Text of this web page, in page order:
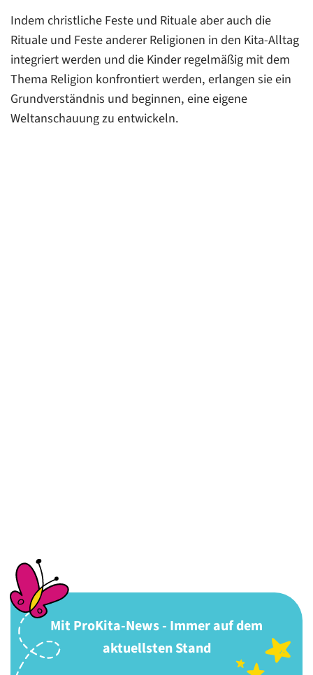
Mit ProKita-News - Immer auf dem
aktuellsten Stand
Indem christliche Feste und Rituale aber auch die
Rituale und Feste anderer Religionen in den Kita-Alltag
integriert werden und die Kinder regelmäßig mit dem
Thema Religion konfrontiert werden, erlangen sie ein
Grundverständnis und beginnen, eine eigene
Weltanschauung zu entwickeln.